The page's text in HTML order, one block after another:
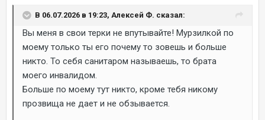
В 06.07.2026 в 19:23, Алексей Ф. сказал:
Вы меня в свои терки не впутывайте! Мурзилкой по
моему только ты его почему то зовешь и больше
никто. То себя санитаром называешь, то брата
моего инвалидом.
Больше по моему тут никто, кроме тебя никому
прозвища не дает и не обзывается.